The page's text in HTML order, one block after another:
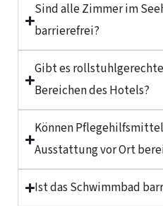
Sind alle Zimmer im
barrierefrei?
Gibt es
Bereichen des Hotels?
Können
Ausstattung vor Ort
Ist das Schwimmbad